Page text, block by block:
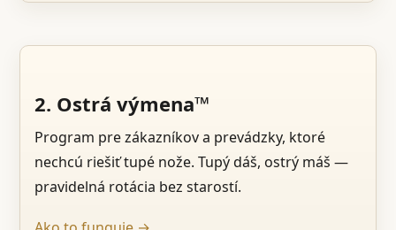
2. Ostrá výmena™
Program pre zákazníkov a prevádzky, ktoré
nechcú riešiť tupé nože. Tupý dáš, ostrý máš —
pravidelná rotácia bez starostí.